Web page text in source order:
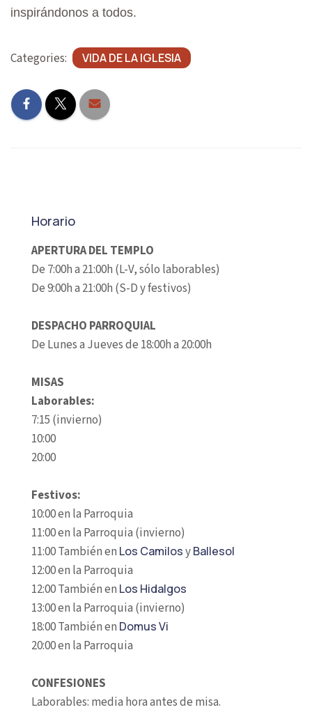
inspirándonos a todos.
Categories: VIDA DE LA IGLESIA
Horario
APERTURA DEL TEMPLO
De 7:00h a 21:00h (L-V, sólo laborables)
De 9:00h a 21:00h (S-D y festivos)
DESPACHO PARROQUIAL
De Lunes a Jueves de 18:00h a 20:00h
MISAS
Laborables:
7:15 (invierno)
10:00
20:00
Festivos:
10:00 en la Parroquia
11:00 en la Parroquia (invierno)
11:00 También en Los CamilosyBallesol
12:00 en la Parroquia
12:00 También en Los Hidalgos
13:00 en la Parroquia (invierno)
18:00 También en Domus Vi
20:00 en la Parroquia
CONFESIONES
Laborables: media hora antes de misa.